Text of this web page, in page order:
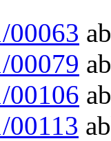
00063
00079
00106
00113